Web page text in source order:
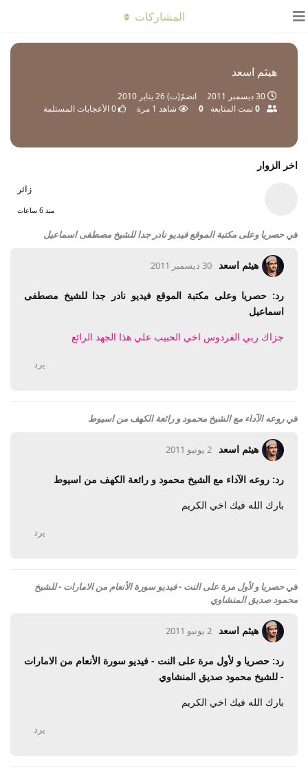
هيثم اسعد
30 ديسمبر 2011 انضمّ(ت)26 يناير 2010
0تمت المتابعة 0 شاهد 1 مرة 0الأعجابات المستلمة
المشاركات
اخر الزوار
زائر
منذ 6 ساعات
فيحصريا وعلى مكتبة الموقع فيديو نادر جدا للشيخ مصطفى اسماعيل
هيثم اسعد 30 ديسمبر 2011
رد: حصريا وعلى مكتبة الموقع فيديو نادر جدا للشيخ مصطفى
اسماعيل
جزاك ربي الفردوس اخي الحبيب علي هذا الجهد الرائع
يرد
فيروعه الآداء مع الشيخ محمود و رائعة الكهف من اسيوط
هيثم اسعد 2 يونيو 2011
رد: روعه الآداء مع الشيخ محمود و رائعة الكهف من اسيوط
بارك الله فيك اخي الكريم
يرد
فيحصريا و لأول مرة على النت - فيديو سورة الأنعام من الامارات - للشيخ
محمود صديق المنشاوي
هيثم اسعد 2 يونيو 2011
رد: حصريا و لأول مرة على النت - فيديو سورة الأنعام من الامارات
- للشيخ محمود صديق المنشاوي
بارك الله فيك اخي الكريم
يرد